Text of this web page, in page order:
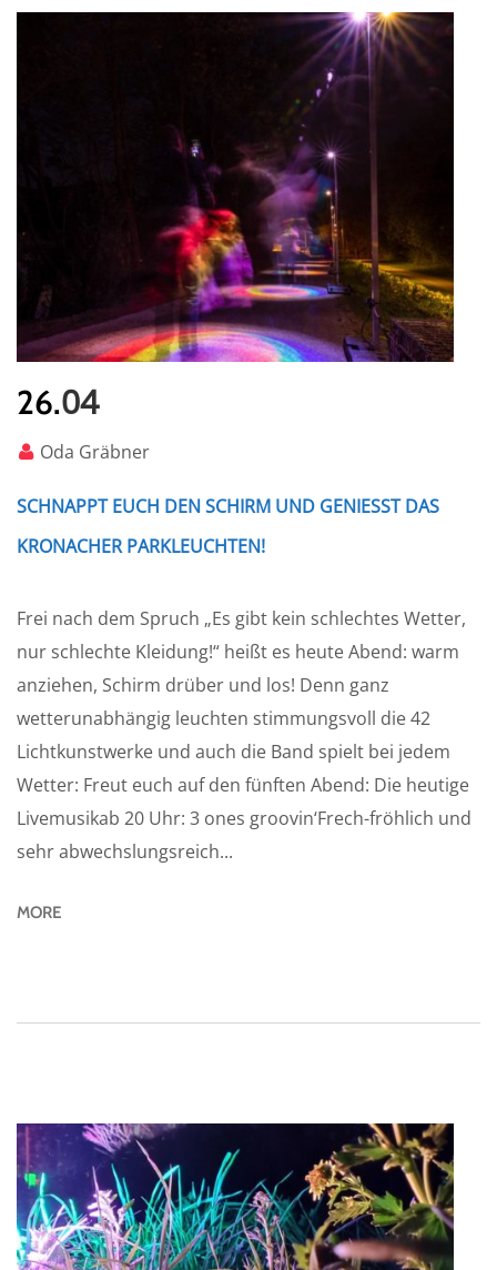
26.04
Oda Gräbner
SCHNAPPT EUCH DEN SCHIRM UND GENIESST DAS K
RONACHER PARKLEUCHTEN!
Frei nach dem Spruch „Es gibt kein schlechtes Wetter,
nur schlechte Kleidung!“ heißt es heute Abend: warm
anziehen, Schirm drüber und los! Denn ganz
wetterunabhängig leuchten stimmungsvoll die 42
Lichtkunstwerke und auch die Band spielt bei jedem
Wetter: Freut euch auf den fünften Abend: Die heutige
Livemusikab 20 Uhr: 3 ones groovin‘Frech-fröhlich und
sehr abwechslungsreich...
MORE